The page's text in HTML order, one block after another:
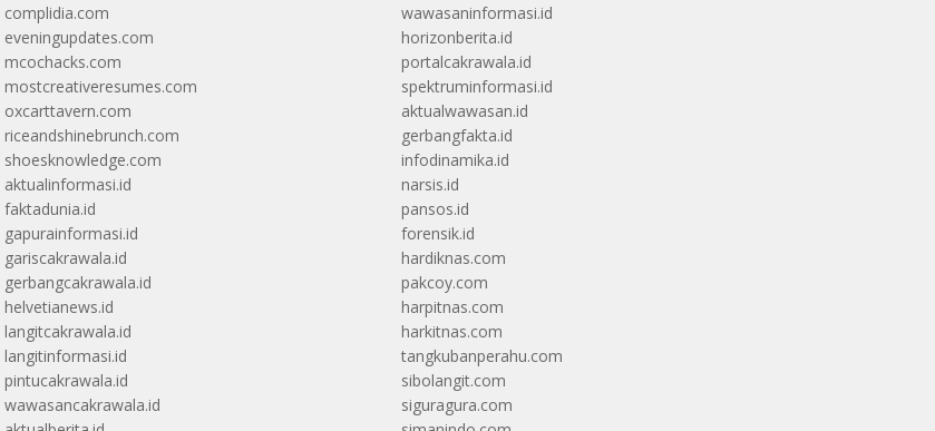
complidia.com
eveningupdates.com
mcochacks.com
mostcreativeresumes.com
oxcarttavern.com
riceandshinebrunch.com
shoesknowledge.com
aktualinformasi.id
faktadunia.id
gapurainformasi.id
gariscakrawala.id
gerbangcakrawala.id
helvetianews.id
langitcakrawala.id
langitinformasi.id
pintucakrawala.id
wawasancakrawala.id
wawasaninformasi.id
horizonberita.id
portalcakrawala.id
spektruminformasi.id
aktualwawasan.id
gerbangfakta.id
infodinamika.id
narsis.id
pansos.id
forensik.id
hardiknas.com
pakcoy.com
harpitnas.com
harkitnas.com
tangkubanperahu.com
sibolangit.com
siguragura.com